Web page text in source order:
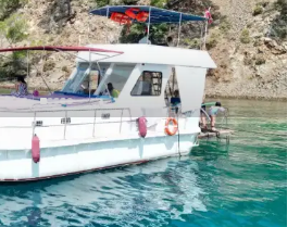
Yeni tekne
Mürettebatlı ve Yakıt Dahil Yat Keyfi